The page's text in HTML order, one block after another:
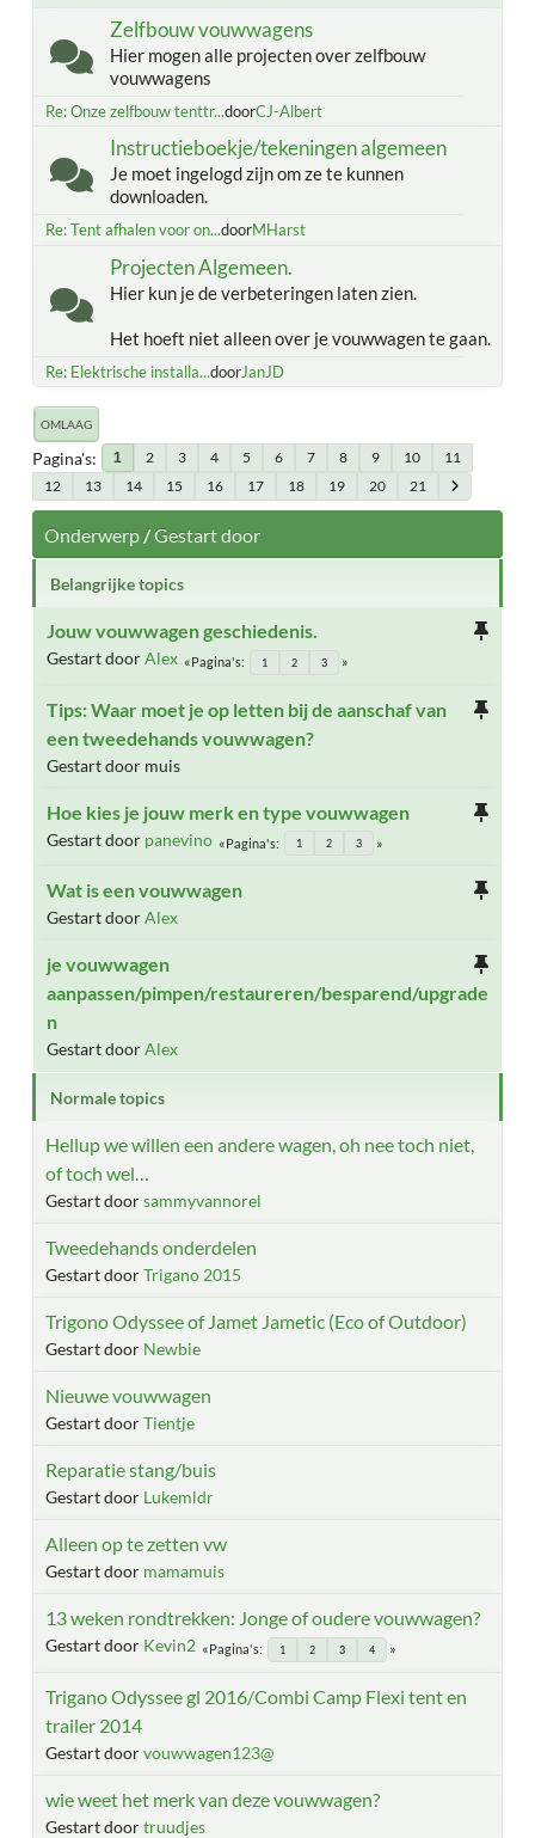
Zelfbouw vouwwagens
Hier mogen alle projecten over zelfbouw
vouwwagens
Re: Onze zelfbouw tenttr...doorCJ-Albert
Instructieboekje/tekeningen algemeen
Je moet ingelogd zijn om ze te kunnen
downloaden.
Re: Tent afhalen voor on...doorMHarst
Projecten Algemeen.
Hier kun je de verbeteringen laten zien.
Het hoeft niet alleen over je vouwwagen te gaan.
Re: Elektrische installa...doorJanJD
OMLAAG
Pagina's 1 2 3 4 5 6 7 8 9 10
11
12
13 14 15 16 17 18 19 20 21
Onderwerp/Gestart door
Belangrijke topics
Jouw vouwwagen geschiedenis.
Gestart doorAlex Pagina's 1 2 3
Tips: Waar moet je op letten bij de aanschaf van
een tweedehands vouwwagen?
Gestart door muis
Hoe kies je jouw merk en type vouwwagen
Gestart door panevino Pagina's 1 2 3
Wat is een vouwwagen
Gestart doorAlex
je vouwwagen
aanpassen/pimpen/restaureren/besparend/upgrade
n
Gestart doorAlex
Normale topics
Hellup we willen een andere wagen, oh nee toch niet,
of toch wel…
Gestart doorsammyvannorel
Tweedehands onderdelen
Gestart doorTrigano 2015
Trigono Odyssee of Jamet Jametic (Eco of Outdoor)
Gestart door Newbie
Nieuwe vouwwagen
Gestart doorTientje
Reparatie stang/buis
Gestart door Lukemldr
Alleen op te zetten vw
Gestart door mamamuis
13 weken rondtrekken: Jonge of oudere vouwwagen?
Gestart door Kevin2 Pagina's 1 2 3 4
Trigano Odyssee gl 2016/Combi Camp Flexi tent en
trailer 2014
Gestart doorvouwwagen123@
wie weet het merk van deze vouwwagen?
Gestart doortruudjes